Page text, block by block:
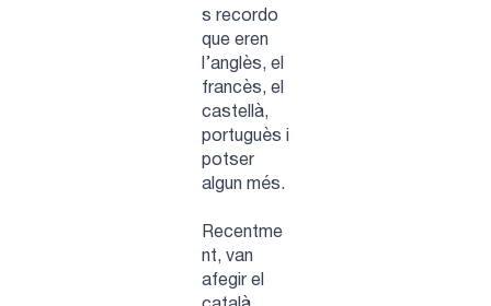
s recordo
que eren
l’anglès, el
francès, el
castellà,
portuguès i
potser
algun més.
Recentme
nt, van
afegir el